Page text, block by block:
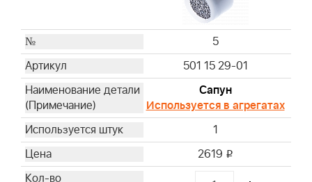
5
501 15 29-01
Сапун
Используется в агрегатах
1
2619 i